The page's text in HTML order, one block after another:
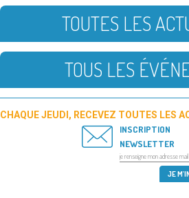
TOUTES LES
TOUS LES
CHAQUE JEUDI, RECEVEZ TOUTES LES
INSCRIPTION
NEWSLETTER